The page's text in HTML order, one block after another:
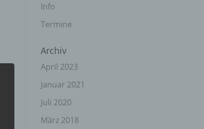
Info
Termine
Archiv
April 2023
Januar 2021
Juli 2020
März 2018